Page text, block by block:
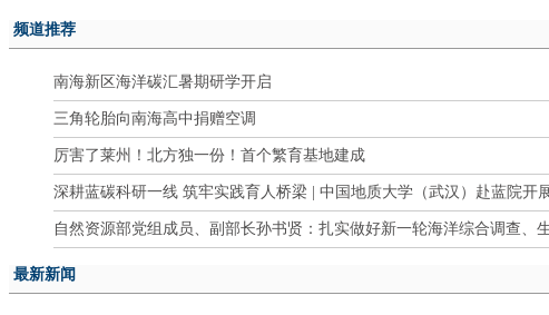
频道推荐
南海新区海洋碳汇暑期研学开启
三角轮胎向南海高中捐赠空调
厉害了莱州！北方独一份！首个繁育基地建成
深耕蓝碳科研一线 筑牢实践育人桥梁 | 中国地质大学（武汉）赴蓝院开
自然资源部党组成员、副部长孙书贤：扎实做好新一轮海洋综合调查、
最新新闻